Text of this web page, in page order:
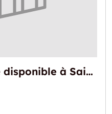
Espace de stockage disponible à Saint-Étienne